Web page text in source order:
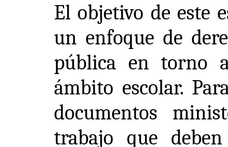
El objetivo de este
un enfoque de
pública en torno
ámbito escolar.
documentos
trabajo que